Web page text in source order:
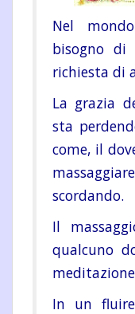
Nel
bisogno di
richiesta di
La grazia
sta
come, il
scordando.
Il
qualcuno
In un